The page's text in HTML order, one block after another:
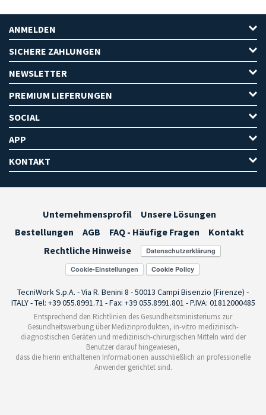
ANMELDEN
SICHERE ZAHLUNGEN
NEWSLETTER
PREMIUM LIEFERUNGEN
SOCIAL
APP
KONTAKT
Unternehmensprofil
Unsere Lösungen
Bestellungen
AGB FAQ - Häufige Fragen
Kontakt
Rechtliche Hinweise
Cookie-Einstellungen
TecniWork S.p.A. - Via R. Benini 8 - 50013 Campi Bisenzio (Firenze) -
ITALY - Tel: +39 055.8991.71 - Fax: +39 055.8991.801 - P.IVA: 01812000485
Entsprechend den Richtlinien des Gesundheitsministeriums zur
Gesundheitswerbung über Medizinprodukten, in-vitro medizinisch-
diagnostischen Geräten und medizinisch-chirurgischen Mitteln wird der
Benutzer darauf hingewiesen,
dass die hierin enthaltenen Informationen ausschließlich an professionelle
Anwender gerichtet sind.